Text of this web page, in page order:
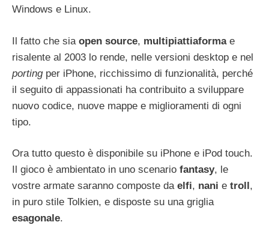
Windows e Linux.
Il fatto che sia open source, multipiattiaformae
risalente al 2003 lo rende, nelle versioni desktop e nel
porting per iPhone, ricchissimo di funzionalità, perché
il seguito di appassionati ha contribuito a sviluppare
nuovo codice, nuove mappe e miglioramenti di ogni
tipo.
Ora tutto questo è disponibile su iPhone e iPod touch.
Il gioco è ambientato in uno scenario fantasy, le
vostre armate saranno composte da elfi, nani e troll ,
in puro stile Tolkien, e disposte su una griglia
esagonale.